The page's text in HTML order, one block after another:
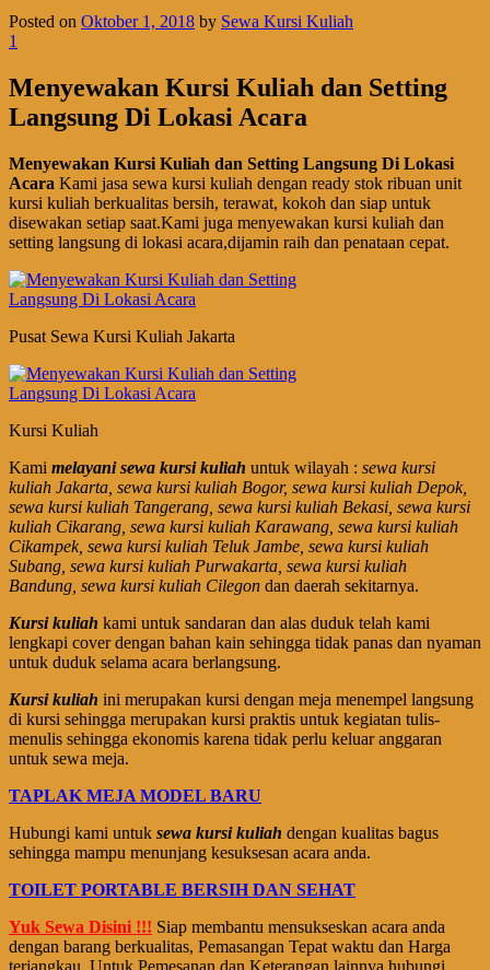
Posted on Oktober 1, 2018 by Sewa Kursi Kuliah
1
Menyewakan Kursi Kuliah dan Setting
Langsung Di Lokasi Acara
Menyewakan Kursi Kuliah dan Setting Langsung Di Lokasi
Acara Kami jasa sewa kursi kuliah dengan ready stok ribuan unit
kursi kuliah berkualitas bersih, terawat, kokoh dan siap untuk
disewakan setiap saat.Kami juga menyewakan kursi kuliah dan
setting langsung di lokasi acara,dijamin raih dan penataan cepat.
Pusat Sewa Kursi Kuliah Jakarta
Kursi Kuliah
Kami melayani sewa kursi kuliah untuk wilayah : sewa kursi
kuliah Jakarta, sewa kursi kuliah Bogor, sewa kursi kuliah Depok,
sewa kursi kuliah Tangerang, sewa kursi kuliah Bekasi, sewa kursi
kuliah Cikarang, sewa kursi kuliah Karawang, sewa kursi kuliah
Cikampek, sewa kursi kuliah Teluk Jambe, sewa kursi kuliah
Subang, sewa kursi kuliah Purwakarta, sewa kursi kuliah
Bandung, sewa kursi kuliah Cilegon dan daerah sekitarnya.
Kursi kuliah kami untuk sandaran dan alas duduk telah kami
lengkapi cover dengan bahan kain sehingga tidak panas dan nyaman
untuk duduk selama acara berlangsung.
Kursi kuliah ini merupakan kursi dengan meja menempel langsung
di kursi sehingga merupakan kursi praktis untuk kegiatan tulis-
menulis sehingga ekonomis karena tidak perlu keluar anggaran
untuk sewa meja.
TAPLAK MEJA MODEL BARU
Hubungi kami untuk sewa kursi kuliah dengan kualitas bagus
sehingga mampu menunjang kesuksesan acara anda.
TOILET PORTABLE BERSIH DAN SEHAT
Yuk Sewa Disini !!! Siap membantu mensukseskan acara anda
dengan barang berkualitas, Pemasangan Tepat waktu dan Harga
terjangkau. Untuk Pemesanan dan Keterangan lainnya hubungi